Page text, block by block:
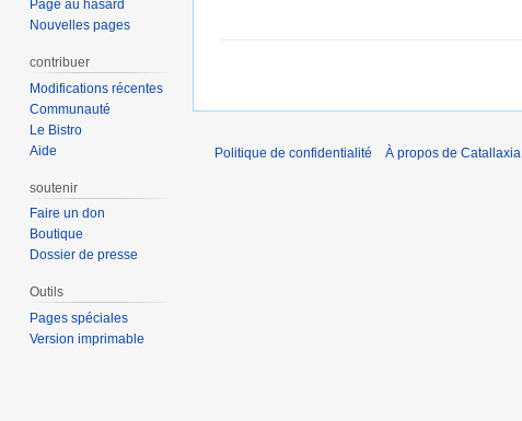
Page au hasard
Nouvelles pages
contribuer
Modifications récentes
Communauté
Le Bistro
Aide
soutenir
Faire un don
Boutique
Dossier de presse
Outils
Pages spéciales
Version imprimable
Politique de confidentialité À propos de Catallaxia